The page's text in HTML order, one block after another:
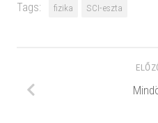
Tags: fizika SCI-eszta